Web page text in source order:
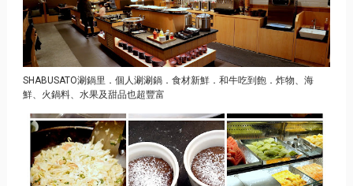
SHABUSATO涮鍋里．個人涮涮鍋．食材新鮮．和牛吃到飽．炸物、海
鮮、火鍋料、水果及甜品也超豐富